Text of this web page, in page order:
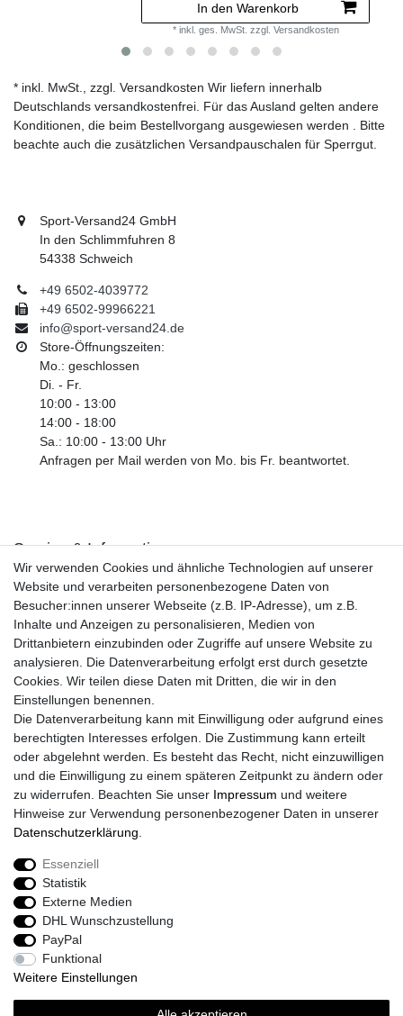
In den Warenkorb
* inkl. ges. MwSt. zzgl. Versandkosten
* inkl. MwSt., zzgl. Versandkosten Wir liefern innerhalb
Deutschlands versandkostenfrei. Für das Ausland gelten andere
Konditionen, die beim Bestellvorgang ausgewiesen werden . Bitte
beachte auch die zusätzlichen Versandpauschalen für Sperrgut.
Sport-Versand24 GmbH
In den Schlimmfuhren 8
54338 Schweich
+49 6502-4039772
+49 6502-99966221
info@sport-versand24.de
Store-Öffnungszeiten:
Mo.: geschlossen
Di. - Fr.
10:00 - 13:00
14:00 - 18:00
Sa.: 10:00 - 13:00 Uhr
Anfragen per Mail werden von Mo. bis Fr. beantwortet.
Service & Informationen
Kontakt
Retouren
Widerrufsrecht
Widerrufs­formular
Impressum
Daten­schutz­erklärung
AGB
Größentabelle
Kataloge
Barrierefreiheitserklärung
Sicherheitsinformationen
Zahlung und Versand
Wir verwenden Cookies und ähnliche Technologien auf unserer
Website und verarbeiten personenbezogene Daten von
Besucher:innen unserer Webseite (z.B. IP-Adresse), um z.B.
Inhalte und Anzeigen zu personalisieren, Medien von
Drittanbietern einzubinden oder Zugriffe auf unsere Website zu
analysieren. Die Datenverarbeitung erfolgt erst durch gesetzte
Cookies. Wir teilen diese Daten mit Dritten, die wir in den
Einstellungen benennen.
Die Datenverarbeitung kann mit Einwilligung oder aufgrund eines
berechtigten Interesses erfolgen. Die Zustimmung kann erteilt
oder abgelehnt werden. Es besteht das Recht, nicht einzuwilligen
und die Einwilligung zu einem späteren Zeitpunkt zu ändern oder
zu widerrufen. Beachten Sie unser Impressum und weitere
Hinweise zur Verwendung personenbezogener Daten in unserer
Daten­schutz­erklärung
Essenziell
Statistik
Externe Medien
DHL Wunschzustellung
PayPal
Funktional
Weitere Einstellungen